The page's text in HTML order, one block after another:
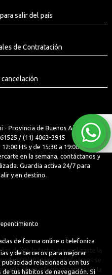
salir del país
de Contratación
- Provincia de Buenos Aires
/ (11) 4063-3915
HS y de 15:30 a 19:00 Hs.
en la semana, contáctanos y
Guardia activa 24/7 para
y en destino.
de forma online o telefonica
desde la fecha que realizaste la
809/2024 las tarifas aéreas se
aérea informada antes de la
y de terceros para mejorar
relacionada con tus
tus hábitos de navegación. Si